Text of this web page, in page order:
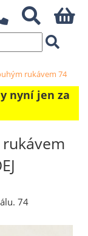
rukávem 74
nyní jen za
74